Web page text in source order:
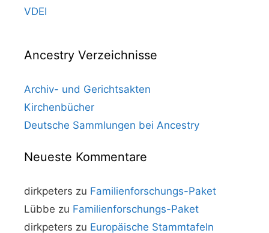
VDEI
Ancestry Verzeichnisse
Archiv- und Gerichtsakten
Kirchenbücher
Deutsche Sammlungen bei Ancestry
Neueste Kommentare
dirkpeters zu Familienforschungs-Paket
Lübbe zu Familienforschungs-Paket
dirkpeters zu Europäische Stammtafeln